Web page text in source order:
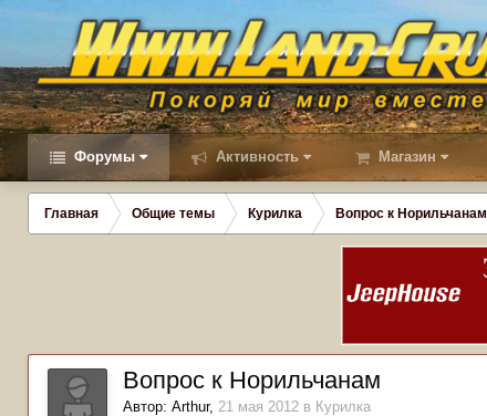
Форумы Активность Магазин
Главная Общие темы Курилка Вопрос к Норильчанам
Вопрос к Норильчанам
Автор: Arthur, 21 мая 2012 в Курилка